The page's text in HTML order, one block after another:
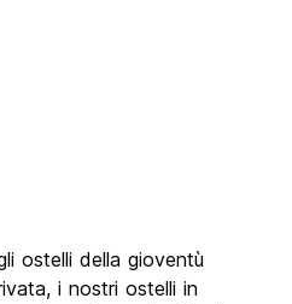
ostelli della gioventù
i nostri ostelli in